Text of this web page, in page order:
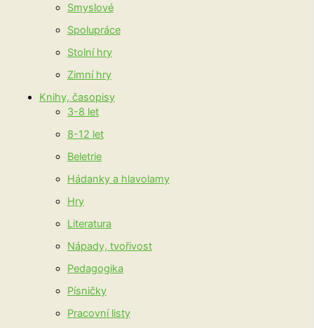
Smyslové
Spolupráce
Stolní hry
Zimní hry
Knihy, časopisy
3-8 let
8-12 let
Beletrie
Hádanky a hlavolamy
Hry
Literatura
Nápady, tvořivost
Pedagogika
Písničky
Pracovní listy